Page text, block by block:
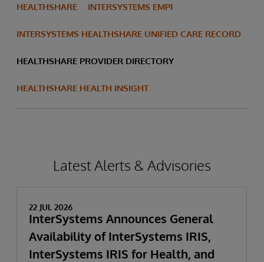
HEALTHSHARE INTERSYSTEMS EMPI
INTERSYSTEMS HEALTHSHARE UNIFIED CARE RECORD
HEALTHSHARE PROVIDER DIRECTORY
HEALTHSHARE HEALTH INSIGHT
Latest Alerts & Advisories
22 JUL 2026
InterSystems Announces General
Availability of InterSystems IRIS,
InterSystems IRIS for Health, and